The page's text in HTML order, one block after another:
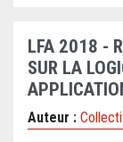
LFA 2018 -
SUR LA
Auteur :